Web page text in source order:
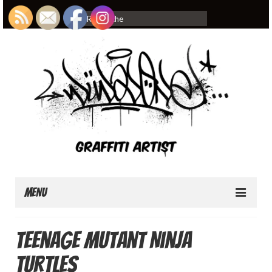
Rechercher
:
Menu
About
Teenage Mutant Ninja
Turtles